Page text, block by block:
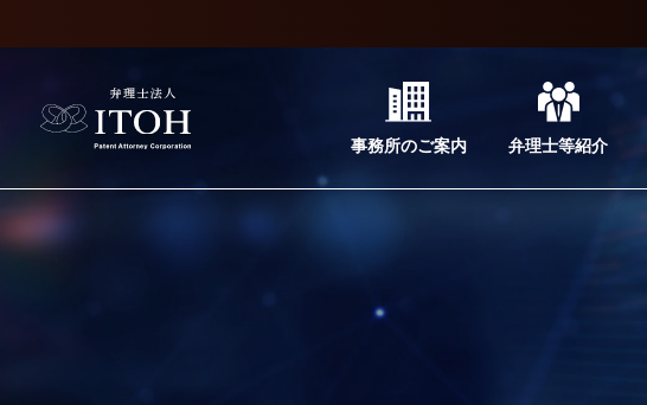
事務所のご案内 弁理士等紹介